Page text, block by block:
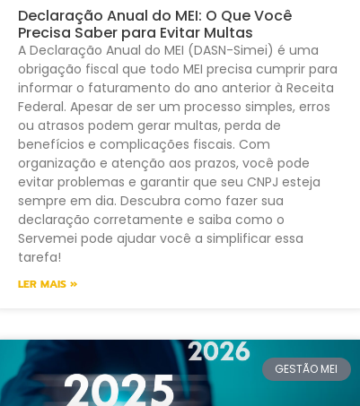
Declaração Anual do MEI: O Que Você
Precisa Saber para Evitar Multas
A Declaração Anual do MEI (DASN-Simei) é uma
obrigação fiscal que todo MEI precisa cumprir para
informar o faturamento do ano anterior à Receita
Federal. Apesar de ser um processo simples, erros
ou atrasos podem gerar multas, perda de
benefícios e complicações fiscais. Com
organização e atenção aos prazos, você pode
evitar problemas e garantir que seu CNPJ esteja
sempre em dia. Descubra como fazer sua
declaração corretamente e saiba como o
Servemei pode ajudar você a simplificar essa
tarefa!
LER MAIS »
GESTÃO MEI